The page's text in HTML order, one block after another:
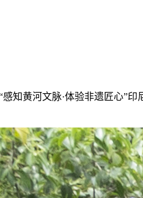
知黄河文脉·体验非遗匠心”印